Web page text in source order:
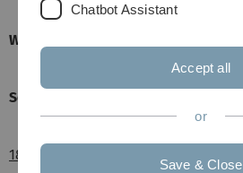
Wintersemester 2017/18
Sommersemester 2017
18.07.17 Kinofilm "The True Cost"
Chatbot Assistant
Accept all
or
Save & Close